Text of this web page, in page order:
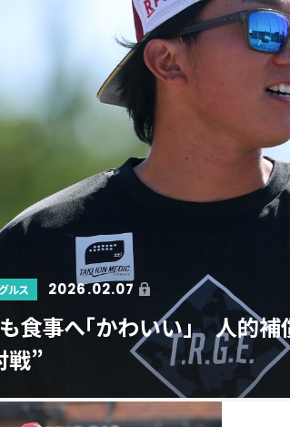
ルス 2026.02.07
食事へ「かわいい」 人的
戦”